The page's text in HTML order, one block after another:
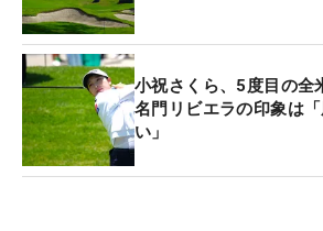
小祝さくら、5度目の
名門リビエラの印象は
い」